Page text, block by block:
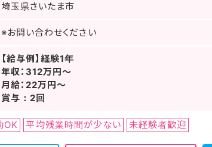
埼玉県さいたま市
※お問い合わせください
【給与例】経験1年
年収：312万円～
月給：22万円～
賞与：2回
OK 平均残業時間が少ない 未経験者歓迎